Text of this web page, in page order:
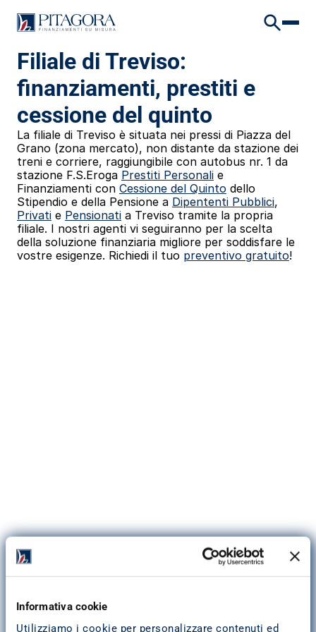
Informativa cookie
Utilizziamo i cookie per personalizzare contenuti ed
VAI AL CONTENUTO
VAI AL FOOTER
Filiale di Treviso:
finanziamenti, prestiti e
cessione del quinto
La filiale di Treviso è situata nei pressi di Piazza del
Grano (zona mercato), non distante da stazione dei
treni e corriere, raggiungibile con autobus nr. 1 da
stazione F.S.Eroga Prestiti Personali e
Finanziamenti con Cessione del Quinto dello
Stipendio e della Pensione a Dipententi Pubblici
Privati e Pensionati a Treviso tramite la propria
filiale. I nostri agenti vi seguiranno per la scelta
della soluzione finanziaria migliore per soddisfare le
vostre esigenze. Richiedi il tuo preventivo gratuito!
Indirizzo:
31100Treviso